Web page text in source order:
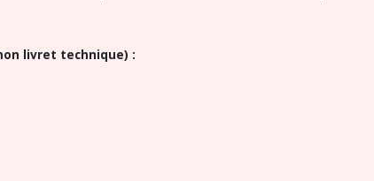
livret technique) :